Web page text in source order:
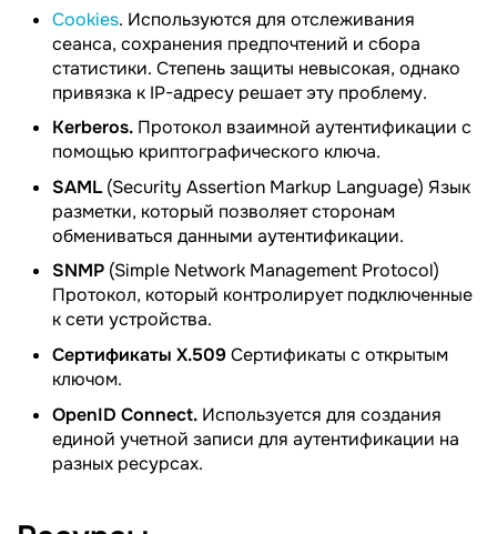
Cookies. Используются для отслеживания
сеанса, сохранения предпочтений и сбора
статистики. Степень защиты невысокая, однако
привязка к IP-адресу решает эту проблему.
Kerberos. Протокол взаимной аутентификации с
помощью криптографического ключа.
SAML(Security Assertion Markup Language) Язык
разметки, который позволяет сторонам
обмениваться данными аутентификации.
SNMP (Simple Network Management Protocol)
Протокол, который контролирует подключенные
к сети устройства.
Сертификаты X.509Сертификаты с открытым
ключом.
OpenID Connect. Используется для создания
единой учетной записи для аутентификации на
разных ресурсах.